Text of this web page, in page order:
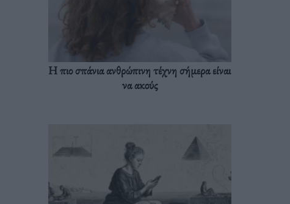
Η πιο σπάνια ανθρώπινη τέχνη σήμερα είναι
να ακούς